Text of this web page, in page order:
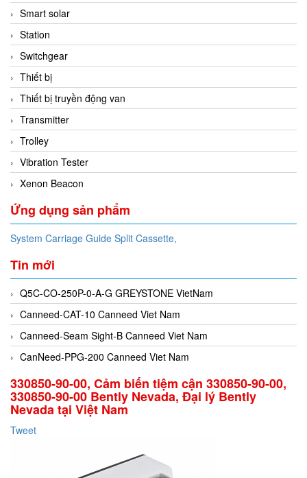
Smart solar
Station
Switchgear
Thiết bị
Thiết bị truyền động van
Transmitter
Trolley
Vibration Tester
Xenon Beacon
Ứng dụng sản phẩm
System Carriage Guide Split Cassette,
Tin mới
Q5C-CO-250P-0-A-G GREYSTONE VietNam
Canneed-CAT-10 Canneed Viet Nam
Canneed-Seam Sight-B Canneed Viet Nam
CanNeed-PPG-200 Canneed Viet Nam
330850-90-00, Cảm biến tiệm cận 330850-90-00,
330850-90-00 Bently Nevada, Đại lý Bently
Nevada tại Việt Nam
Tweet